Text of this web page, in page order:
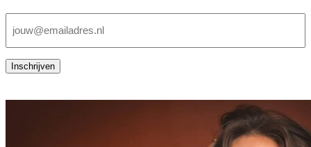
mailadres
Inschrijven